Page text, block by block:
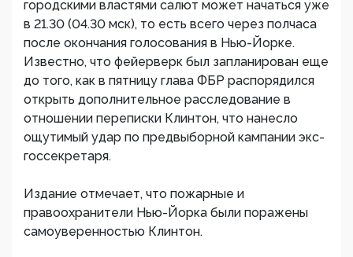
городскими властями салют может начаться уже
в 21.30 (04.30 мск), то есть всего через полчаса
после окончания голосования в Нью-Йорке.
Известно, что фейерверк был запланирован еще
до того, как в пятницу глава ФБР распорядился
открыть дополнительное расследование в
отношении переписки Клинтон, что нанесло
ощутимый удар по предвыборной кампании экс-
госсекретаря.
Издание отмечает, что пожарные и
правоохранители Нью-Йорка были поражены
самоуверенностью Клинтон.